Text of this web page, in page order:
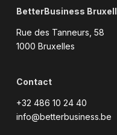
BetterBusiness
Rue des Tanneurs, 58
1000 Bruxelles
Contact
+32 486 10 24 40
info@betterbusiness.be